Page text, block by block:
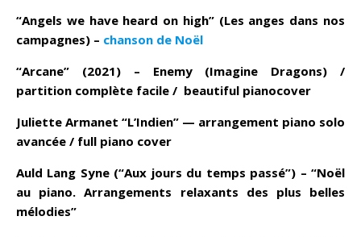
“Angels we have heard on high” (Les anges dans nos
campagnes) – chanson de Noël
“Arcane” (2021) – Enemy (Imagine Dragons) /
partition complète facile / beautiful pianocover
Juliette Armanet “L’Indien” — arrangement piano solo
avancée / full piano cover
Auld Lang Syne (“Aux jours du temps passé”) – “Noël
au piano. Arrangements relaxants des plus belles
mélodies”